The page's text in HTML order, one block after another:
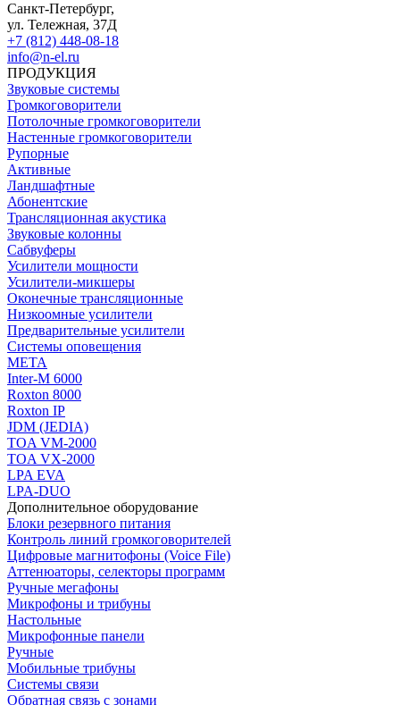
Санкт-Петербург,
ул. Тележная, 37Д
+7 (812) 448-08-18
info@n-el.ru
ПРОДУКЦИЯ
Звуковые системы
Громкоговорители
Потолочные громкоговорители
Настенные громкоговорители
Рупорные
Активные
Ландшафтные
Абонентские
Трансляционная акустика
Звуковые колонны
Сабвуферы
Усилители мощности
Усилители-микшеры
Оконечные трансляционные
Низкоомные усилители
Предварительные усилители
Системы оповещения
МЕТА
Inter-M 6000
Roxton 8000
Roxton IP
JDM (JEDIA)
TOA VM-2000
TOA VX-2000
LPA EVA
LPA-DUO
Дополнительное оборудование
Блоки резервного питания
Контроль линий громкоговорителей
Цифровые магнитофоны (Voice File)
Аттенюаторы, селекторы программ
Ручные мегафоны
Микрофоны и трибуны
Настольные
Микрофонные панели
Ручные
Мобильные трибуны
Системы связи
Обратная связь с зонами